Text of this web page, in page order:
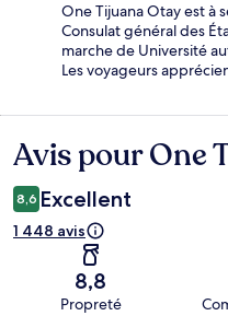
One Tijuana Otay est à
Consulat général des
marche de Université
Les voyageurs
Avis
Avis pour One
8,6 Excellent
1 448 avis
8,8
Propreté